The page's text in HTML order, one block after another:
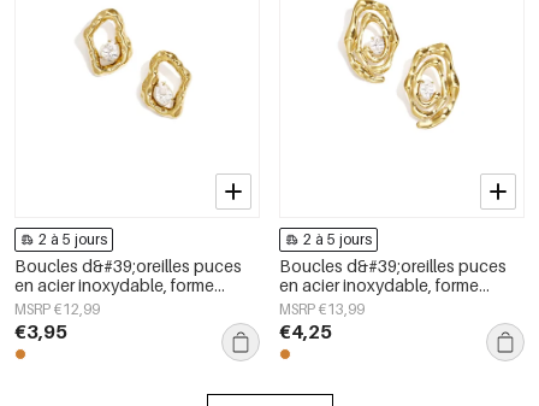
2 à 5 jours
Boucles d&#39;oreilles puces
en acier inoxydable, forme
géométrique, collection simple
pour le quotidien, bijoux pour
femmes
MSRP €12,99
€3,95
2 à 5 jours
Boucles d&#39;oreilles puces
en acier inoxydable, forme
irrégulière, collection Simple
Daily Simple, bijoux pour
femmes
MSRP €13,99
€4,25